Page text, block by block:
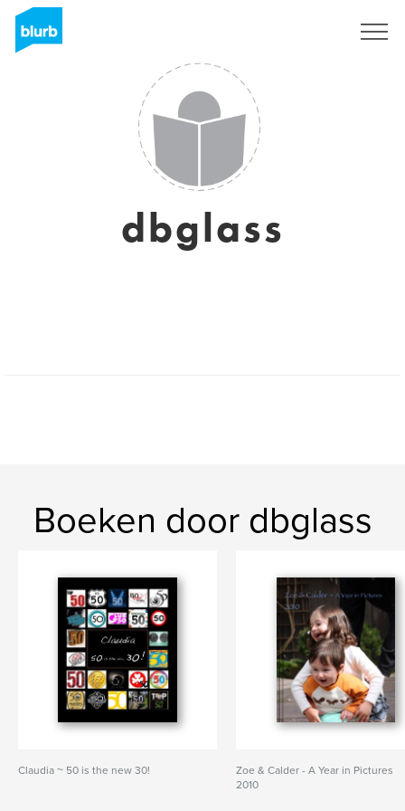
dbglass
Boeken door dbglass
Claudia ~ 50 is the new 30!
Zoe & Calder - A Year in Pictures
2010